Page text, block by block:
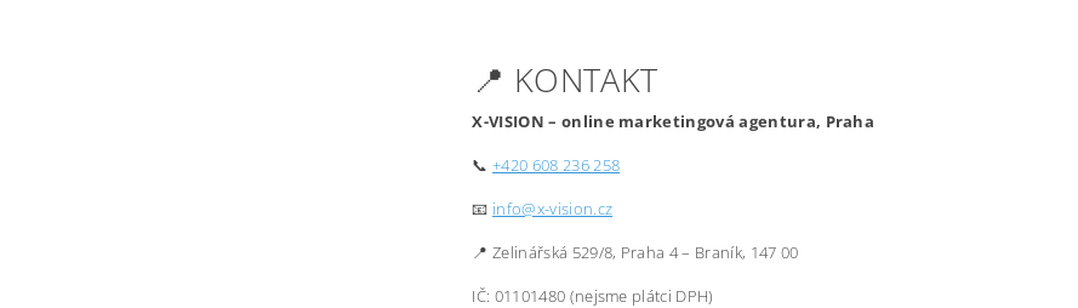
📍 KONTAKT
X-VISION – online marketingová agentura, Praha
📞+420 608 236 258
📧 info@x-vision.cz
📍 Zelinářská 529/8, Praha 4 – Braník, 147 00
IČ: 01101480 (nejsme plátci DPH)